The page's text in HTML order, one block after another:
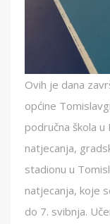
Ovih je dana
općine
područna škola
natjecanja,
stadionu u
natjecanja, koje
do 7. svibnja.